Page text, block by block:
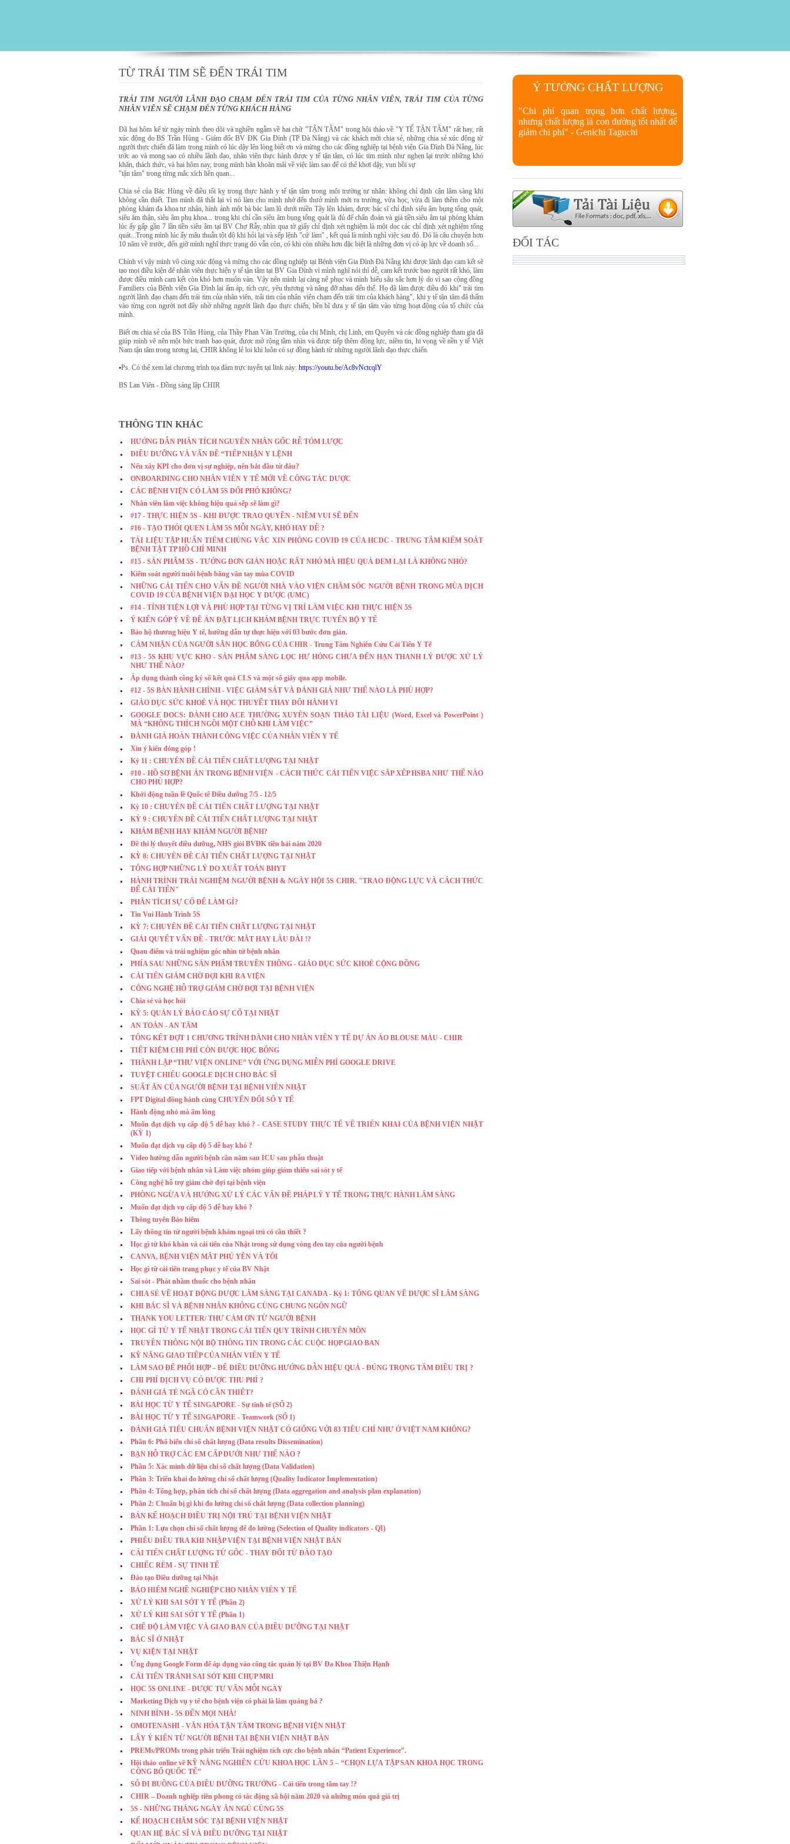
TỪ TRÁI TIM SẼ ĐẾN TRÁI TIM
TRÁI TIM NGƯỜI LÃNH ĐẠO CHẠM ĐẾN TRÁI TIM CỦA TỪNG NHÂN VIÊN, TRÁI TIM CỦA TỪNG
NHÂN VIÊN SẼ CHẠM ĐẾN TỪNG KHÁCH HÀNG
Đã hai hôm kể từ ngày mình theo dõi và nghiền ngẫm về hai chữ "TẬN TÂM" trong hội thảo về "Y TẾ TẬN TÂM" rất hay, rất
xúc động do BS Trần Hùng - Giám đốc BV ĐK Gia Đình (TP Đà Nẵng) và các khách mời chia sẻ, những chia sẻ xúc động từ
người thực chiến đã làm trong mình có lúc dậy lên lòng biết ơn và mừng cho các đồng nghiệp tại bệnh viện Gia Đình Đà Nẵng, lúc
ước ao và mong sao có nhiều lãnh đạo, nhân viên thực hành được y tế tận tâm, có lúc tim mình như nghẹn lại trước những khó
khăn, thách thức, và hai hôm nay, trong mình băn khoăn mãi về việc làm sao để có thể khơi dậy, vun bồi sự
"tận tâm" trong từng mắc xích liên quan...
Chia sẻ của Bác Hùng về điều tối kỵ trong thực hành y tế tận tâm trong môi trường tư nhân: không chỉ định cận lâm sàng khi
không cần thiết. Tim mình đã thắt lại vì nó làm cho mình nhớ đến thưở mình mới ra trường, vừa học, vừa đi làm thêm cho một
phòng khám đa khoa tư nhân, hình ảnh một bà bác lam lũ dưới miền Tây lên khám, được bác sĩ chỉ định siêu âm bụng tổng quát,
siêu âm thận, siêu âm phụ khoa... trong khi chỉ cần siêu âm bụng tổng quát là đủ để chẩn đoán và giá tiền siêu âm tại phòng khám
lúc ấy gấp gần 7 lần tiền siêu âm tại BV Chợ Rẫy, nhìn qua tờ giấy chỉ định xét nghiệm là một dọc các chỉ định xét nghiệm tổng
quát...Trong mình lúc ấy mâu thuẫn tột độ khi hỏi lại và sếp lệnh "cứ làm" , kết quả là mình nghỉ việc sau đó. Đó là câu chuyện hơn
10 năm về trước, đến giờ mình nghĩ thực trạng đó vẫn còn, có khi còn nhiều hơn đặc biệt là những đơn vị có áp lực về doanh số...
Chính vì vậy mình vô cùng xúc động và mừng cho các đồng nghiệp tại Bệnh viện Gia Đình Đà Nẵng khi được lãnh đạo cam kết sẽ
tạo mọi điều kiện để nhân viên thực hiện y tế tận tâm tại BV Gia Đình vì mình nghĩ nói thì dễ, cam kết trước bao người rất khó, làm
được điều mình cam kết còn khó hơn muôn vàn. Vậy nên mình lại càng nể phục và mình hiểu sâu sắc hơn lý do vì sao cộng đồng
Familiers của Bệnh viện Gia Đình lại ấm áp, tích cực, yêu thương và nâng đỡ nhau đến thế. Họ đã làm được điều đó khi" trái tim
người lãnh đạo chạm đến trái tim của nhân viên, trái tim của nhân viên chạm đến trái tim của khách hàng", khi y tế tận tâm đã thấm
vào từng con người nơi đây nhờ những người lãnh đạo thực chiến, bền bĩ đưa y tế tận tâm vào từng hoạt động của tổ chức của
mình.
Biết ơn chia sẻ của BS Trần Hùng, của Thầy Phan Văn Trường, của chị Minh, chị Linh, em Quyên và các đồng nghiệp tham gia đã
giúp mình vẽ nên một bức tranh bao quát, được mở rộng tầm nhìn và được tiếp thêm động lực, niềm tin, hi vọng về nền y tế Việt
Nam tận tâm trong tương lai, CHIR không lẻ loi khi luôn có sự đồng hành từ những người lãnh đạo thực chiến.
▪︎Ps. Có thể xem lại chương trình tọa đàm trực tuyến tại link này: https://youtu.be/Ac8vNctcqlY
BS Lan Viên - Đồng sáng lập CHIR
THÔNG TIN KHÁC
HƯỚNG DẪN PHÂN TÍCH NGUYÊN NHÂN GỐC RỄ TÓM LƯỢC
ĐIỀU DƯỠNG VÀ VẤN ĐỀ “TIẾP NHẬN Y LỆNH
Nếu xây KPI cho đơn vị sự nghiệp, nên bắt đầu từ đâu?
ONBOARDING CHO NHÂN VIÊN Y TẾ MỚI VỀ CÔNG TÁC DƯỢC
CÁC BỆNH VIỆN CÓ LÀM 5S ĐỐI PHÓ KHÔNG?
Nhân viên làm việc không hiệu quả sếp sẽ làm gì?
#17 - THỰC HIỆN 5S - KHI ĐƯỢC TRAO QUYỀN - NIỀM VUI SẼ ĐẾN
#16 - TẠO THÓI QUEN LÀM 5S MỖI NGÀY, KHÓ HAY DỄ ?
TÀI LIỆU TẬP HUẤN TIÊM CHỦNG VẮC XIN PHÒNG COVID 19 CỦA HCDC - TRUNG TÂM KIỂM SOÁT
BỆNH TẬT TP HỒ CHÍ MINH
#15 - SẢN PHẨM 5S - TƯỞNG ĐƠN GIẢN HOẶC RẤT NHỎ MÀ HIỆU QUẢ ĐEM LẠI LÀ KHÔNG NHỎ?
Kiểm soát người nuôi bệnh bằng vân tay mùa COVID
NHỮNG CẢI TIẾN CHO VẤN ĐỀ NGƯỜI NHÀ VÀO VIỆN CHĂM SÓC NGƯỜI BỆNH TRONG MÙA DỊCH
COVID 19 CỦA BỆNH VIỆN ĐẠI HỌC Y DƯỢC (UMC)
#14 - TÍNH TIỆN LỢI VÀ PHÙ HỢP TẠI TỪNG VỊ TRÍ LÀM VIỆC KHI THỰC HIỆN 5S
Ý KIẾN GÓP Ý VỀ ĐỀ ÁN ĐẶT LỊCH KHÁM BỆNH TRỰC TUYẾN BỘ Y TẾ
Bảo hộ thương hiệu Y tế, hướng dẫn tự thực hiện với 03 bước đơn giản.
CẢM NHẬN CỦA NGƯỜI SĂN HỌC BỔNG CỦA CHIR - Trung Tâm Nghiên Cứu Cải Tiến Y Tế
#13 - 5S KHU VỰC KHO - SẢN PHẨM SÀNG LỌC HƯ HỎNG CHƯA ĐẾN HẠN THANH LÝ ĐƯỢC XỬ LÝ
NHƯ THẾ NÀO?
Áp dụng thành công ký số kết quả CLS và một số giấy qua app mobile.
#12 - 5S BÀN HÀNH CHÍNH - VIỆC GIÁM SÁT VÀ ĐÁNH GIÁ NHƯ THẾ NÀO LÀ PHÙ HỢP?
GIÁO DỤC SỨC KHOẺ VÀ HỌC THUYẾT THAY ĐỔI HÀNH VI
GOOGLE DOCS: DÀNH CHO ACE THƯỜNG XUYÊN SOẠN THẢO TÀI LIỆU (Word, Excel và PowerPoint )
MÀ “KHÔNG THÍCH NGỒI MỘT CHỖ KHI LÀM VIỆC”
ĐÁNH GIÁ HOÀN THÀNH CÔNG VIỆC CỦA NHÂN VIÊN Y TẾ
Xin ý kiến đóng góp !
Kỳ 11 : CHUYÊN ĐỀ CẢI TIẾN CHẤT LƯỢNG TẠI NHẬT
#10 - HỒ SƠ BỆNH ÁN TRONG BỆNH VIỆN - CÁCH THỨC CẢI TIẾN VIỆC SẮP XẾP HSBA NHƯ THẾ NÀO
CHO PHÙ HỢP?
Khởi động tuần lề Quốc tế Điều dưỡng 7/5 - 12/5
Kỳ 10 : CHUYÊN ĐỀ CẢI TIẾN CHẤT LƯỢNG TẠI NHẬT
KỲ 9 : CHUYÊN ĐỀ CẢI TIẾN CHẤT LƯỢNG TẠI NHẬT
KHÁM BỆNH HAY KHÁM NGƯỜI BỆNH?
Đề thi lý thuyết điều dưỡng, NHS giỏi BVĐK tiền hải năm 2020
KỲ 8: CHUYÊN ĐỀ CẢI TIẾN CHẤT LƯỢNG TẠI NHẬT
TỔNG HỢP NHỮNG LÝ DO XUẤT TOÁN BHYT
HÀNH TRÌNH TRẢI NGHIỆM NGƯỜI BỆNH & NGÀY HỘI 5S CHIR. "TRAO ĐỘNG LỰC VÀ CÁCH THỨC
ĐỂ CẢI TIẾN"
PHÂN TÍCH SỰ CỐ ĐỂ LÀM GÌ?
Tin Vui Hành Trình 5S
KỲ 7: CHUYÊN ĐỀ CẢI TIẾN CHẤT LƯỢNG TẠI NHẬT
GIẢI QUYẾT VẤN ĐỀ - TRƯỚC MẮT HAY LÂU DÀI !?
Quan điểm và trải nghiệm góc nhìn từ bệnh nhân
PHÍA SAU NHỮNG SẢN PHẨM TRUYỀN THÔNG - GIÁO DỤC SỨC KHOẺ CỘNG ĐỒNG
CẢI TIẾN GIẢM CHỜ ĐỢI KHI RA VIỆN
CÔNG NGHỆ HỖ TRỢ GIẢM CHỜ ĐỢI TẠI BỆNH VIỆN
Chia sẻ và học hỏi
KỲ 5: QUẢN LÝ BÁO CÁO SỰ CỐ TẠI NHẬT
AN TOÀN - AN TÂM
TỔNG KẾT ĐỢT 1 CHƯƠNG TRÌNH DÀNH CHO NHÂN VIÊN Y TẾ DỰ ÁN ÁO BLOUSE MÀU - CHIR
TIẾT KIỆM CHI PHÍ CÒN ĐƯỢC HỌC BỔNG
THÀNH LẬP “THƯ VIỆN ONLINE” VỚI ỨNG DỤNG MIỄN PHÍ GOOGLE DRIVE
TUYỆT CHIÊU GOOGLE DỊCH CHO BÁC SĨ
SUẤT ĂN CỦA NGƯỜI BỆNH TẠI BỆNH VIÊN NHẬT
FPT Digital đồng hành cùng CHUYỂN ĐỔI SỐ Y TẾ
Hành động nhỏ mà ấm lòng
Muốn đạt dịch vụ cấp độ 5 dễ hay khó ? - CASE STUDY THỰC TẾ VỀ TRIỂN KHAI CỦA BỆNH VIỆN NHẬT
(KỲ 1)
Muốn đạt dịch vụ cấp độ 5 dễ hay khó ?
Video hướng dẫn người bệnh cần nằm sau ICU sau phẫu thuật
Giao tiếp với bệnh nhân và Làm việc nhóm giúp giảm thiểu sai sót y tế
Công nghệ hỗ trợ giảm chờ đợi tại bệnh viện
PHÒNG NGỪA VÀ HƯỚNG XỬ LÝ CÁC VẤN ĐỀ PHÁP LÝ Y TẾ TRONG THỰC HÀNH LÂM SÀNG
Muốn đạt dịch vụ cấp độ 5 dễ hay khó ?
Thông tuyến Bảo hiểm
Lấy thông tin từ người bệnh khám ngoại trú có cần thiết ?
Học gì từ khó khăn và cải tiến của Nhật trong sử dụng vòng đeo tay của người bệnh
CANVA, BỆNH VIỆN MẮT PHÚ YÊN VÀ TÔI
Học gì từ cải tiến trang phục y tế của BV Nhật
Sai sót - Phát nhầm thuốc cho bệnh nhân
CHIA SẺ VỀ HOẠT ĐỘNG DƯỢC LÂM SÀNG TẠI CANADA - Kỳ 1: TỔNG QUAN VỀ DƯỢC SĨ LÂM SÀNG
KHI BÁC SĨ VÀ BỆNH NHÂN KHÔNG CÙNG CHUNG NGÔN NGỮ
THANK YOU LETTER/ THƯ CẢM ƠN TỪ NGƯỜI BỆNH
HỌC GÌ TỪ Y TẾ NHẬT TRONG CẢI TIẾN QUY TRÌNH CHUYÊN MÔN
TRUYỀN THÔNG NỘI BỘ THÔNG TIN TRONG CÁC CUỘC HỌP GIAO BAN
KỸ NĂNG GIAO TIẾP CỦA NHÂN VIÊN Y TẾ
LÀM SAO ĐỂ PHỐI HỢP – ĐỂ ĐIỀU DƯỠNG HƯỚNG DẪN HIỆU QUẢ - ĐÚNG TRỌNG TÂM ĐIỀU TRỊ ?
CHI PHÍ DỊCH VỤ CÓ ĐƯỢC THU PHÍ ?
ĐÁNH GIÁ TÉ NGÃ CÓ CẦN THIẾT?
BÀI HỌC TỪ Y TẾ SINGAPORE - Sự tinh tế (SỐ 2)
BÀI HỌC TỪ Y TẾ SINGAPORE - Teamwork (SỐ 1)
ĐÁNH GIÁ TIÊU CHUẨN BỆNH VIỆN NHẬT CÓ GIỐNG VỚI 83 TIÊU CHÍ NHƯ Ở VIỆT NAM KHÔNG?
Phần 6: Phổ biến chỉ số chất lượng (Data results Dissemination)
BẠN HỖ TRỢ CÁC EM CẤP DƯỚI NHƯ THẾ NÀO ?
Phần 5: Xác minh dữ liệu chỉ số chất lượng (Data Validation)
Phần 3: Triển khai đo lường chỉ số chất lượng (Quality Indicator Implementation)
Phần 4: Tổng hợp, phân tích chỉ số chất lượng (Data aggregation and analysis plan explanation)
Phần 2: Chuẩn bị gì khi đo lường chỉ số chất lượng (Data collection planning)
BẢN KẾ HOẠCH ĐIỀU TRỊ NỘI TRÚ TẠI BỆNH VIỆN NHẬT
Phần 1: Lựa chọn chỉ số chất lượng để đo lường (Selection of Quality indicators - QI)
PHIẾU ĐIỀU TRA KHI NHẬP VIỆN TẠI BỆNH VIỆN NHẬT BẢN
CẢI TIẾN CHẤT LƯỢNG TỪ GỐC - THAY ĐỔI TỪ ĐÀO TẠO
CHIẾC RÈM - SỰ TINH TẾ
Đào tạo Điều dưỡng tại Nhật
BẢO HIỂM NGHỀ NGHIỆP CHO NHÂN VIÊN Y TẾ
XỬ LÝ KHI SAI SÓT Y TẾ (Phần 2)
XỬ LÝ KHI SAI SÓT Y TẾ (Phần 1)
CHẾ ĐỘ LÀM VIỆC VÀ GIAO BAN CỦA ĐIỀU DƯỠNG TẠI NHẬT
BÁC SĨ Ở NHẬT
VỤ KIỆN TẠI NHẬT
Ứng dụng Google Form để áp dụng vào công tác quản lý tại BV Đa Khoa Thiện Hạnh
CẢI TIẾN TRÁNH SAI SÓT KHI CHỤP MRI
HỌC 5S ONLINE - ĐƯỢC TƯ VẤN MỖI NGÀY
Marketing Dịch vụ y tế cho bệnh viện có phải là làm quảng bá ?
NINH BÌNH - 5S ĐẾN MỌI NHÀ!
OMOTENASHI - VĂN HÓA TẬN TÂM TRONG BỆNH VIỆN NHẬT
LẤY Ý KIẾN TỪ NGƯỜI BỆNH TẠI BỆNH VIỆN NHẬT BẢN
PREMs/PROMs trong phát triển Trải nghiệm tích cực cho bệnh nhân “Patient Experience”.
Hội thảo online về KỸ NĂNG NGHIÊN CỨU KHOA HỌC LẦN 5 – “CHỌN LỰA TẬP SAN KHOA HỌC TRONG
CÔNG BỐ QUỐC TẾ”
SỔ ĐI BUỒNG CỦA ĐIỀU DƯỠNG TRƯỞNG - Cải tiến trong tầm tay !?
CHIR – Doanh nghiệp tiên phong có tác động xã hội năm 2020 và những món quá giá trị
5S - NHỮNG THÁNG NGÀY ĂN NGỦ CÙNG 5S
KẾ HOẠCH CHĂM SÓC TẠI BỆNH VIỆN NHẬT
QUAN HỆ BÁC SĨ VÀ ĐIỀU DƯỠNG TẠI NHẬT
Ý TƯỞNG CHẤT LƯỢNG
"Chi phí quan trọng hơn chất lượng,
nhưng chất lượng là con đường tốt nhất để
giảm chi phí" - Genichi Taguchi
ĐỐI TÁC